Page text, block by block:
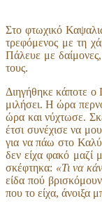
Στο φτωχικό
τρεφόμενος με τη
Πάλευε με
τους.
Διηγήθηκε κάποτε
μιλήσει. Η ώρα
ώρα και νύχτωσε.
έτσι συνέχισε να
για να πάω στο
δεν είχα φακό μαζί
σκέφτηκα: «Τι να
είδα πού
που το είχα, άνοιξα